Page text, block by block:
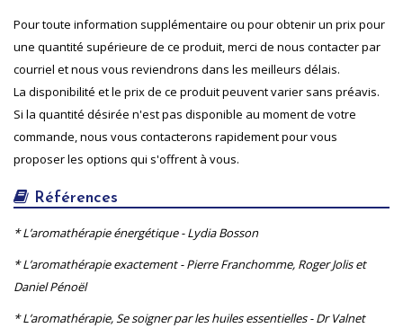
Pour toute information supplémentaire ou pour obtenir un prix pour
une quantité supérieure de ce produit, merci de nous contacter par
courriel et nous vous reviendrons dans les meilleurs délais.
La disponibilité et le prix de ce produit peuvent varier sans préavis.
Si la quantité désirée n'est pas disponible au moment de votre
commande, nous vous contacterons rapidement pour vous
proposer les options qui s'offrent à vous.
Références
* L’aromathérapie énergétique - Lydia Bosson
* L’aromathérapie exactement - Pierre Franchomme, Roger Jolis et
Daniel Pénoël
* L’aromathérapie, Se soigner par les huiles essentielles - Dr Valnet